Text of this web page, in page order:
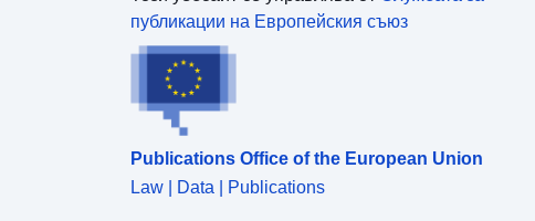
публикации на Европейския съюз
Publications Office of the European Union
Law | Data | Publications